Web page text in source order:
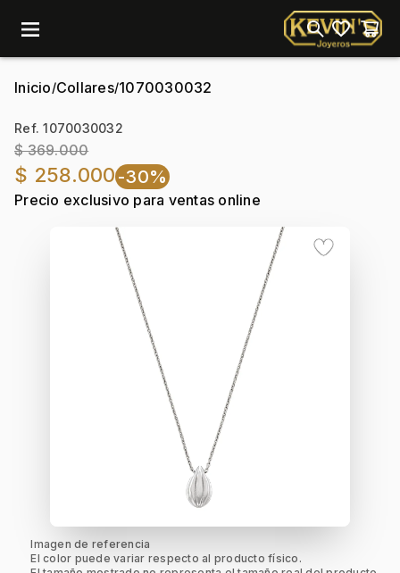
menu
Inicio/Collares/1070030032
Ref. 1070030032
$ 369.000
$ 258.000-30%
Precio exclusivo para ventas online
Imagen de referencia
El color puede variar respecto al producto físico.